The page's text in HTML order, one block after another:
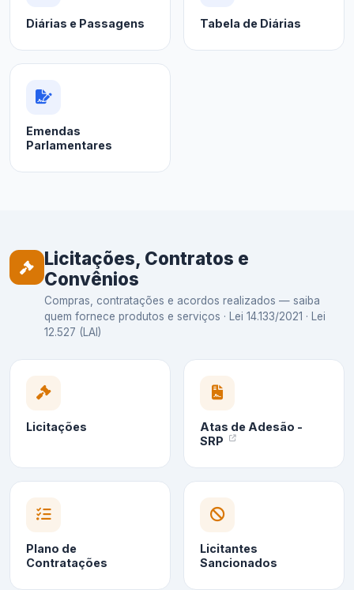
Diárias e Passagens Tabela de Diárias
Emendas
Parlamentares
Licitações, Contratos e
Convênios
Compras, contratações e acordos realizados — saiba
quem fornece produtos e serviços · Lei 14.133/2021 · Lei
12.527 (LAI)
Licitações
Atas de Adesão -
SRP
Plano de
Contratações
Licitantes
Sancionados